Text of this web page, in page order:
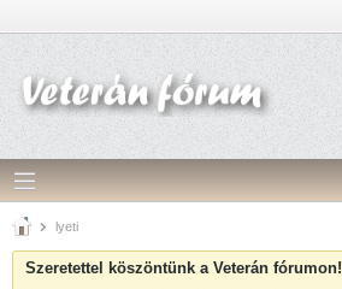
lyeti
Szeretettel köszöntünk a Veterán fórumon!